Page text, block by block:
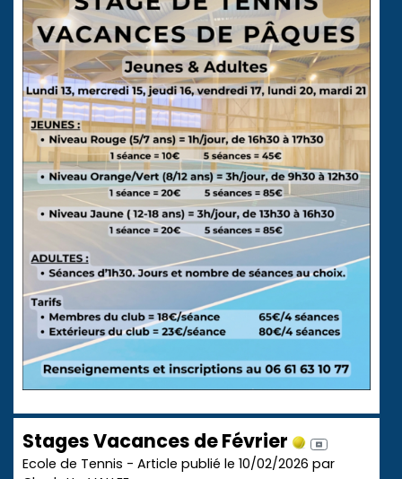
Stages Vacances de Février
Ecole de Tennis - Article publié le 10/02/2026 par